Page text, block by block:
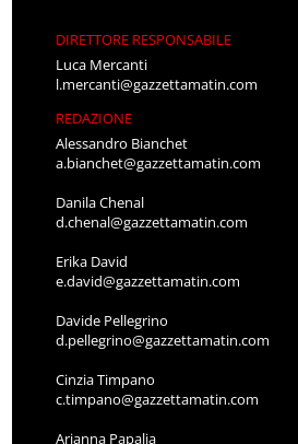
DIRETTORE RESPONSABILE
Luca Mercanti
l.mercanti@gazzettamatin.com
REDAZIONE
Alessandro Bianchet
a.bianchet@gazzettamatin.com
Danila Chenal
d.chenal@gazzettamatin.com
Erika David
e.david@gazzettamatin.com
Davide Pellegrino
d.pellegrino@gazzettamatin.com
Cinzia Timpano
c.timpano@gazzettamatin.com
Arianna Papalia